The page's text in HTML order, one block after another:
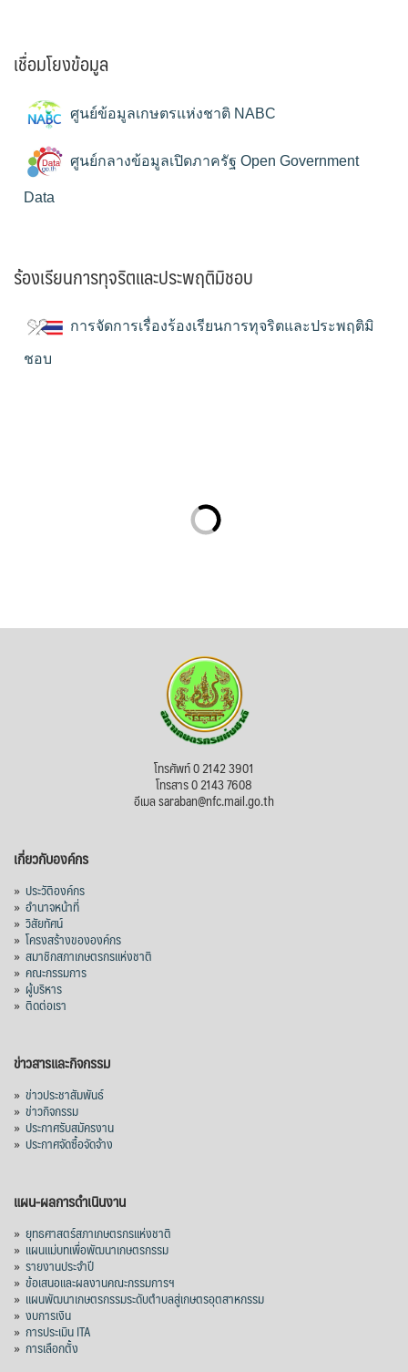
เชื่อมโยงข้อมูล
ศูนย์ข้อมูลเกษตรแห่งชาติ NABC
ศูนย์กลางข้อมูลเปิดภาครัฐ Open Government
Data
ร้องเรียนการทุจริตและประพฤติมิชอบ
การจัดการเรื่องร้องเรียนการทุจริตและประพฤติมิ
ชอบ
โทรศัพท์ 0 2142 3901
โทรสาร 0 2143 7608
อีเมล saraban@nfc.mail.go.th
เกี่ยวกับองค์กร
» ประวัติองค์กร
» อำนาจหน้าที่
» วิสัยทัศน์
» โครงสร้างขององค์กร
» สมาชิกสภาเกษตรกรแห่งชาติ
» คณะกรรมการ
» ผู้บริหาร
» ติดต่อเรา
ข่าวสารและกิจกรรม
» ข่าวประชาสัมพันธ์
» ข่าวกิจกรรม
» ประกาศรับสมัครงาน
» ประกาศจัดซื้อจัดจ้าง
แผน-ผลการดำเนินงาน
» ยุทธศาสตร์สภาเกษตรกรแห่งชาติ
» แผนแม่บทเพื่อพัฒนาเกษตรกรรม
» รายงานประจำปี
» ข้อเสนอและผลงานคณะกรรมการฯ
» แผนพัฒนาเกษตรกรรมระดับตำบลสู่เกษตรอุตสาหกรรม
» งบการเงิน
» การประเมิน ITA
» การเลือกตั้ง